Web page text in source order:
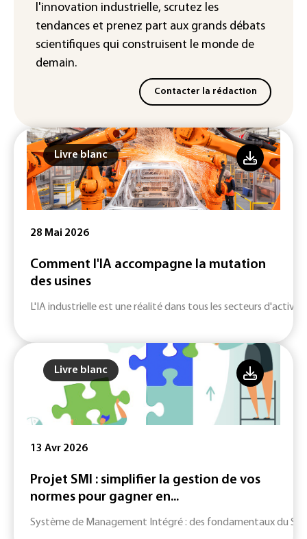
France
l'innovation industrielle, scrutez les
tendances et prenez part aux grands débats
scientifiques qui construisent le monde de
demain.
Contacter la rédaction
Livre blanc
28 Mai 2026
Comment l'IA accompagne la mutation
des usines
L'IA industrielle est une réalité dans tous les secteurs
Livre blanc
13 Avr 2026
Projet SMI : simplifier la gestion de vos
normes pour gagner en...
Système de Management Intégré : des fondamentaux du